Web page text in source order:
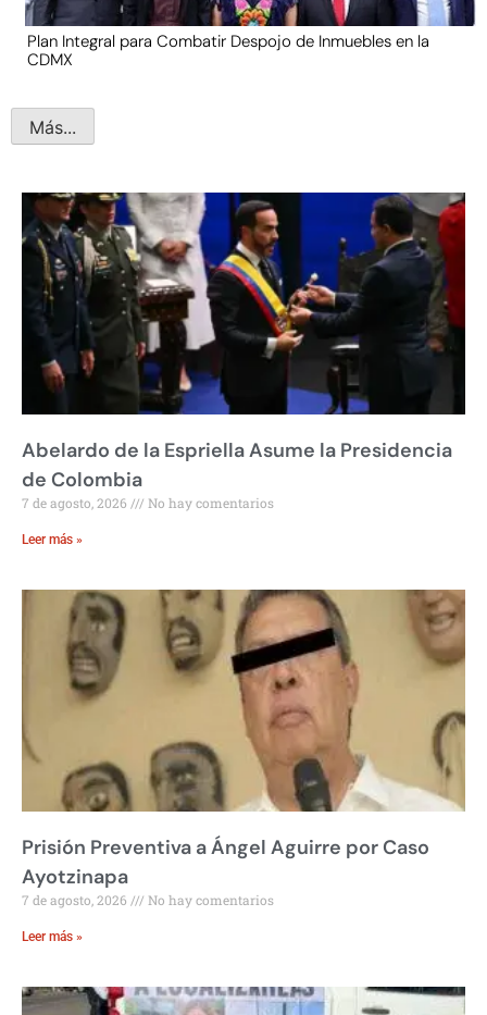
Plan Integral para Combatir Despojo de Inmuebles en la
CDMX
Más...
Abelardo de la Espriella Asume la Presidencia
de Colombia
7 de agosto, 2026 No hay comentarios
Leer más »
Prisión Preventiva a Ángel Aguirre por Caso
Ayotzinapa
7 de agosto, 2026 No hay comentarios
Leer más »